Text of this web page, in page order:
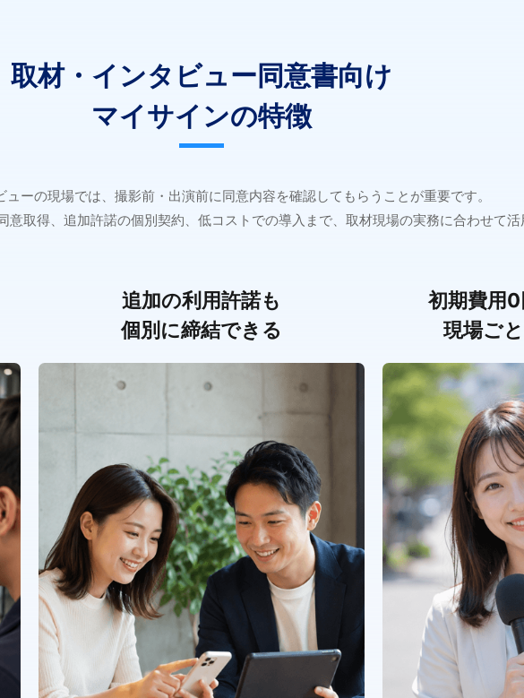
取材・インタビュー同意書向け
マイサインの特徴
ューの現場では、撮影前・出演前に同意内容を確認してもらうことが重要です。
意取得、追加許諾の個別契約、低コストでの導入まで、取材現場の実務に合わせて活
追加の利用許諾も
個別に締結できる
初期費用
現場ご